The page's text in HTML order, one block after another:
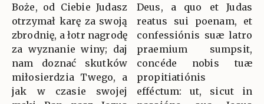
Boże, od Ciebie Judasz
otrzymał karę za swoją
zbrodnię, a łotr nagrodę
za wyznanie winy; daj
nam doznać skutków
miłosierdzia Twego, a
jak w czasie swojej
Deus, a quo et Judas
reatus sui poenam, et
confessiónis suæ latro
praemium sumpsit,
concéde nobis tuæ
propitiatiónis
efféctum: ut, sicut in